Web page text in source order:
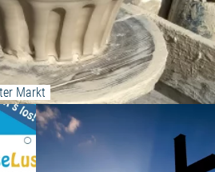
Markt
Weiterlesen: "FerienLeseLust